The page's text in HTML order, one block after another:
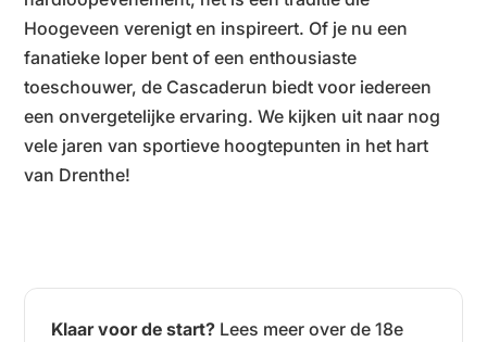
Hoogeveen verenigt en inspireert. Of je nu een
fanatieke loper bent of een enthousiaste
toeschouwer, de Cascaderun biedt voor iedereen
een onvergetelijke ervaring. We kijken uit naar nog
vele jaren van sportieve hoogtepunten in het hart
van Drenthe!
Klaar voor de start? Lees meer over de 18e